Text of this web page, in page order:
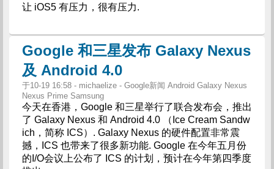
让 iOS5 有压力，很有压力.
Google 和三星发布 Galaxy Nexus
及 Android 4.0
于10-19 16:58 - michaelize - Google新闻 Android Galaxy Nexus
Nexus Prime Samsung
今天在香港，Google 和三星举行了联合发布会，推出
了 Galaxy Nexus 和 Android 4.0 （Ice Cream Sandw
ich，简称 ICS）. Galaxy Nexus 的硬件配置非常震
撼，ICS 也带来了很多新功能. Google 在今年五月份
的I/O会议上公布了 ICS 的计划，预计在今年第四季度